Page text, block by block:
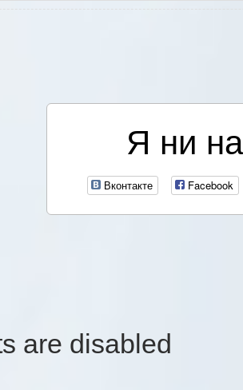
Я ни
Вконтакте Facebook
are disabled